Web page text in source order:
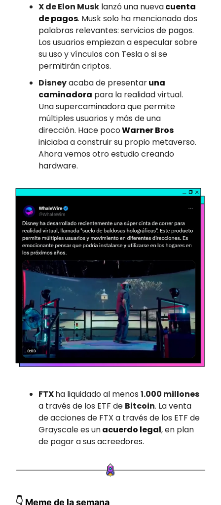
X de Elon Musk lanzó una nuevacuenta
de pagos. Musk solo ha mencionado dos
palabras relevantes: servicios de pagos.
Los usuarios empiezan a especular sobre
su uso y vínculos con Tesla o si se
permitirán criptos.
Disneyacaba de presentaruna
caminadora para la realidad virtual.
Una supercaminadora que permite
múltiples usuarios y más de una
dirección. Hace pocoWarner Bros
iniciaba a construir su propio metaverso.
Ahora vemos otro estudio creando
hardware.
FTXha liquidado al menos 1.000 millones
a través de los ETF de Bitcoin. La venta
de acciones de FTX a través de los ETF de
Grayscale es unacuerdo legal, en plan
de pagar a sus acreedores.
👇 Meme de la semana